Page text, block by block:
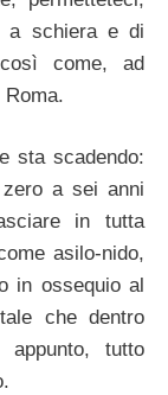
a schiera e di
come, ad
sta scadendo:
a sei anni
in tutta
asilo-nido,
in ossequio al
che dentro
appunto, tutto